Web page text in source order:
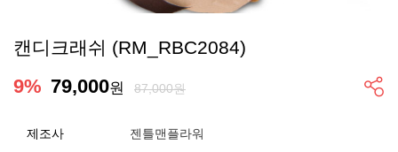
캔디크래쉬 (RM_RBC2084)
9% 79,000원 87,000원
제조사
젠틀맨플라워